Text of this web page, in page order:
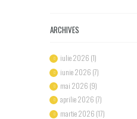
ARCHIVES
iulie 2026 (1)
iunie 2026 (7)
mai 2026 (9)
aprilie 2026 (7)
martie 2026 (17)